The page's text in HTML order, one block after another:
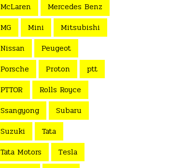
McLaren
Mercedes Benz
MG
Mini
Mitsubishi
Nissan
Peugeot
Porsche
Proton
ptt
PTTOR
Rolls Royce
Ssangyong
Subaru
Suzuki
Tata
Tata Motors
Tesla